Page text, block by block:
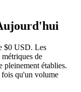
$0 USD. Les
de
pleinement établies.
fois qu'un volume